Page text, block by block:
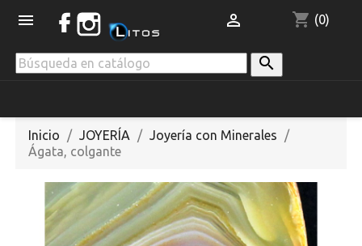
 shopping_cart (0)


Inicio JOYERÍA
Joyería con Minerales
Ágata, colgante